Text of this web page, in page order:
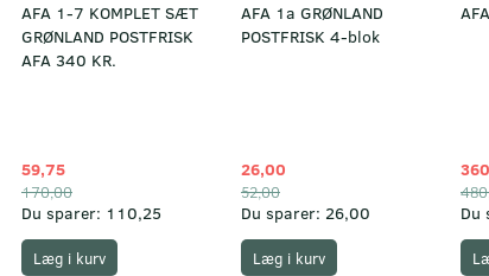
AFA 1-7 KOMPLET SÆT
GRØNLAND POSTFRISK
AFA 340 KR.
59,75
170,00
Du sparer: 110,25
Læg i kurv
AFA 1a GRØNLAND
POSTFRISK 4-blok
26,00
52,00
Du sparer: 26,00
Læg i kurv
Du